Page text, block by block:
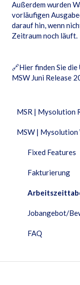
Außerdem wurden
vorläufigen
darauf hin, wenn
Zeitraum noch läuft.
🔗Hier finden Sie
MSW Juni Release
MSR | Mysolution
Fixed Features
Feature
Trainingsvideos
Accounts/
Dashboard
Dokumente
MSW |
Fixed Features
Fakturierung
Jobangebot/
FAQ